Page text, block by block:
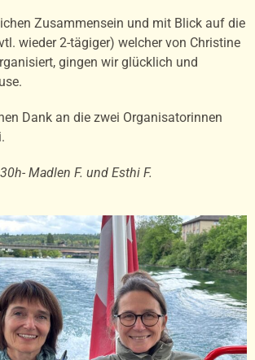
Zusammensein und mit Blick auf die
wieder 2-tägiger) welcher von Christine
gingen wir glücklich und
Dank an die zwei Organisatorinnen
Madlen F. und Esthi F.